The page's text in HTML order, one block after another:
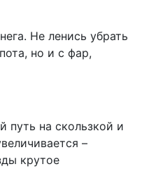
Не ленись убрать
но и с фар,
путь на скользкой и
–
крутое